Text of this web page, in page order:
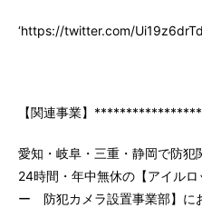
‘https://twitter.com/
【関連事業】
愛知・岐阜・三重・静岡で防犯
24時間・年中無休の【アイル
ー 防犯カメラ設置事業部】に